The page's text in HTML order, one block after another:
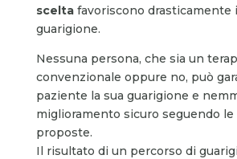
sceltafavoriscono drasticamente
guarigione.
Nessuna persona, che sia un
convenzionale oppure no, può
paziente la sua guarigione e
miglioramento sicuro seguendo le
proposte.
Il risultato di un percorso di